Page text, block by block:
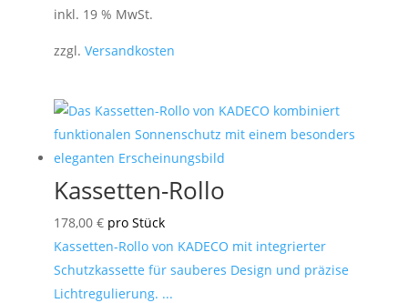
inkl. 19 % MwSt.
zzgl. Versandkosten
Kassetten-Rollo
178,00 € pro Stück
Kassetten-Rollo von KADECO mit integrierter
Schutzkassette für sauberes Design und präzise
Lichtregulierung. ...